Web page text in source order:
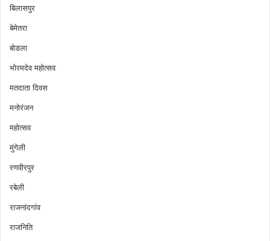
बिलासपुर
बेमेतरा
बोडला
भोरमदेव महोत्सव
मतदाता दिवस
मनोरंजन
महोत्सव
मुंगेली
रणवीरपुर
रबेली
राजनांदगांव
राजनिति